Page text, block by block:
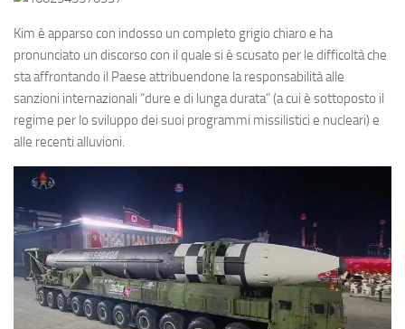
Kim è apparso con indosso un completo grigio chiaro e ha
pronunciato un discorso con il quale si è scusato per le difficoltà che
sta affrontando il Paese attribuendone la responsabilità alle
sanzioni internazionali “dure e di lunga durata” (a cui è sottoposto il
regime per lo sviluppo dei suoi programmi missilistici e nucleari) e
alle recenti alluvioni.